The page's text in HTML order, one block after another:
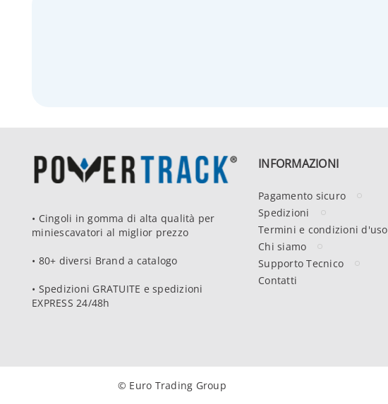
• Cingoli in gomma di alta qualità per
miniescavatori al miglior prezzo
• 80+ diversi Brand a catalogo
• Spedizioni GRATUITE e spedizioni
EXPRESS 24/48h
INFORMAZIONI
Pagamento sicuro
Spedizioni
Termini e condizioni d'uso
Chi siamo
Supporto Tecnico
Contatti
© Euro Trading Group